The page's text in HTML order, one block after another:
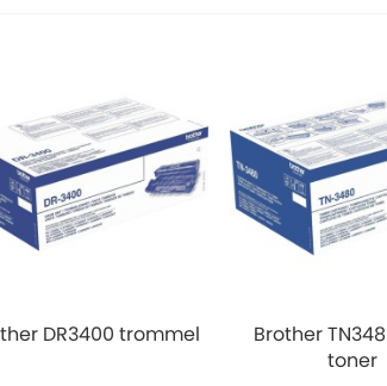
DR3400 trommel
Brother
toner